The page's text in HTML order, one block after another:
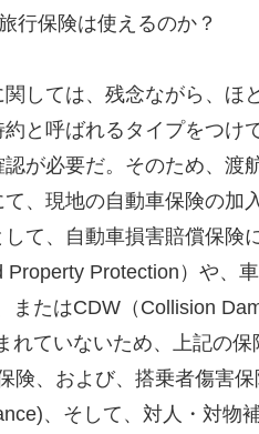
行保険は使えるのか？
しては、残念ながら、ほ
と呼ばれるタイプをつけ
が必要だ。そのため、渡
、現地の自動車保険の加
て、自動車損害賠償保険
Protection）や、
またはCDW（Collision
れていないため、上記の
険、および、搭乗者傷害保
、そして、対人・対物